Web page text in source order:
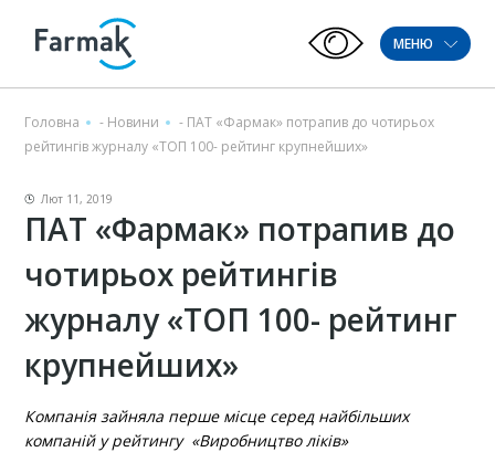
МЕНЮ
Головна - Новини - ПАТ «Фармак» потрапив до чотирьох
рейтингів журналу «ТОП 100- рейтинг крупнейших»
Лют 11, 2019
ПАТ «Фармак» потрапив до
чотирьох рейтингів
журналу «ТОП 100- рейтинг
крупнейших»
Компанія зайняла перше місце серед найбільших
компаній у рейтингу «Виробництво ліків»